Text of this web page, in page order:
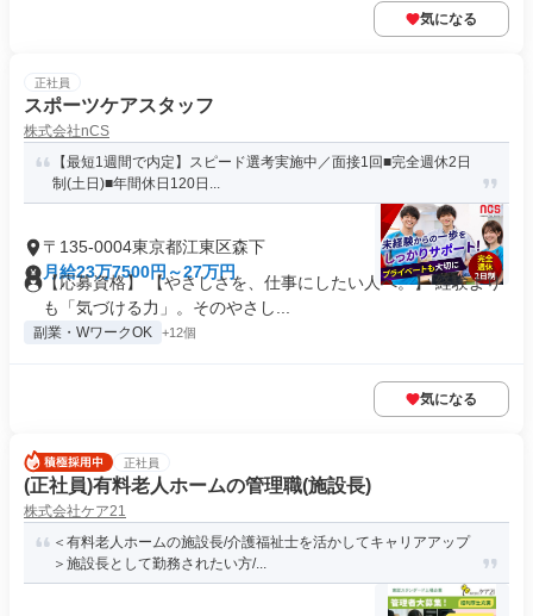
気になる
正社員
スポーツケアスタッフ
株式会社nCS
【最短1週間で内定】スピード選考実施中／面接1回■完全週休2日
制(土日)■年間休日120日...
〒135-0004東京都江東区森下
月給23万7500円～27万円
【応募資格】 【やさしさを、仕事にしたい人へ。】 経験より
も「気づける力」。そのやさし...
副業・WワークOK +12個
気になる
正社員
(正社員)有料老人ホームの管理職(施設長)
株式会社ケア21
＜有料老人ホームの施設長/介護福祉士を活かしてキャリアアップ
＞施設長として勤務されたい方/...